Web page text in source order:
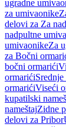
ugradne
za umivaonike
delovi za Za
nadpultne
umivaonikeZa
za Bočni
bočni ormarići
ormarići
ormarićiViseći
kupatilski
nameštajZidne
delovi za Pribor